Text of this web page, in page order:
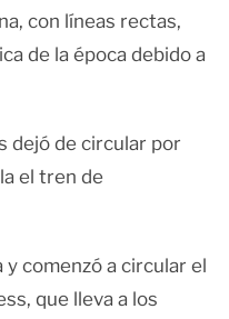
con líneas rectas,
de la época debido a
dejó de circular por
el tren de
comenzó a circular el
que lleva a los